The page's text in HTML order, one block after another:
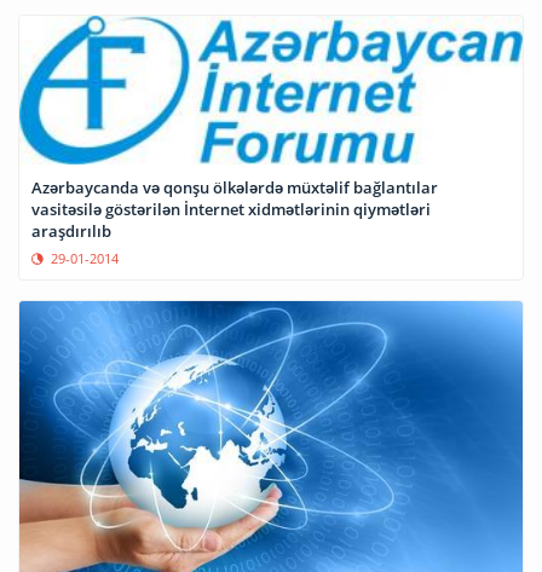
Azərbaycanda və qonşu ölkələrdə müxtəlif bağlantılar
vasitəsilə göstərilən İnternet xidmətlərinin qiymətləri
araşdırılıb
29-01-2014